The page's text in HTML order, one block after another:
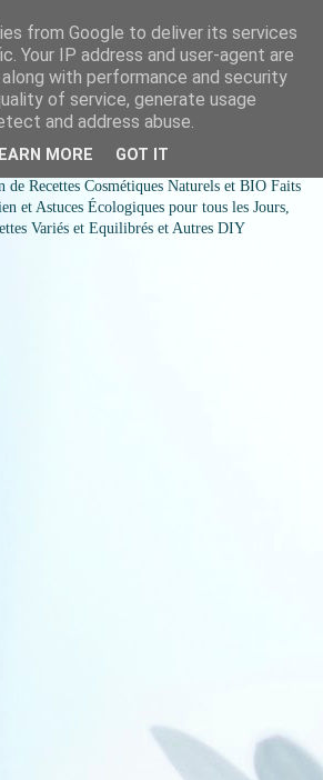
BIO Recettes
naturels et Bio et
variés et équilibrés
Recettes Cosmétiques Naturels et BIO Faits
et Astuces Écologiques pour tous les Jours,
Variés et Equilibrés et Autres DIY
from Google to deliver its services
Your IP address and user-agent are
with performance and security
of service, generate usage
and address abuse.
MORE GOT IT